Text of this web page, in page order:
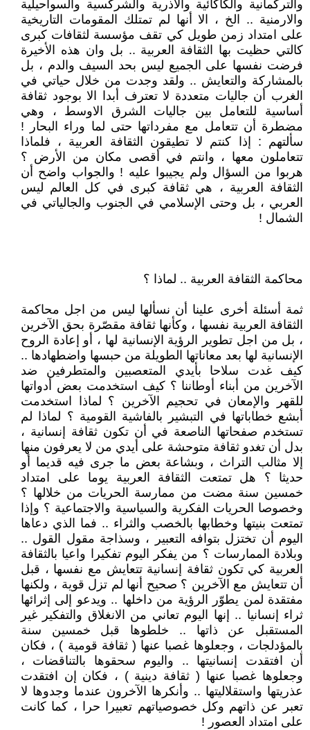
والتركمانية والكاكائية والاذرية والشركسية والسواحيلية
والارمنية .. الخ ، الا أنها لم تمتلك المقومات التاريخية
على امتداد زمن طويل كي تقف مؤسسة لثقافات كبرى
كالتي حظيت بها الثقافة العربية .. بل وان هذه الأخيرة
فرضت نفسها على الجميع ليس بحد السيف والدم ، بل
بالمشاركة والتعايش .. ولقد وجدت من خلال حياتي في
الغرب أن جاليات متعددة لا تعترف أبدا الا بوجود ثقافة
أساسية للتعامل بين جاليات الشرق الاوسط ، وهي
مضطرة أن تتعامل مع مفرداتها حتى لما وراء البحار !
سألتهم : إذا كنتم لا تطيقون الثقافة العربية ، فلماذا
تتعاملون معها ، وانتم في أقصى مكان من الأرض ؟
هربوا من السؤال ولم يجيبوا عليه ! والجواب واضح أن
الثقافة العربية ، هي ثقافة كبرى في كل العالم ليس
العربي ، بل وحتى الإسلامي في الجنوب والجالياتي في
الشمال !
محاكمة الثقافة العربية .. لماذا ؟
ثمة أسئلة أخرى علينا أن نسألها ليس من اجل محاكمة
الثقافة العربية نفسها ، وكأنها ثقافة مقصّرة بحق الآخرين
، بل من اجل تطوير الرؤية الإنسانية لها ، أو إعادة الروح
الإنسانية لها بعد معاناتها الطويلة من حبسها واضطهادها ..
كيف غدت سلاحا بأيدي المتعصبين والمتطرفين ضد
الآخرين من أبناء أوطاننا ؟ كيف استخدمت بعض أدواتها
للقهر والإمعان في تحجيم الآخرين ؟ لماذا استخدمت
أبشع خطاباتها في التبشير بالفاشية القومية ؟ لماذا لم
تستخدم صفحاتها الناصعة في أن تكون ثقافة إنسانية ،
بدل أن تغدو ثقافة متوحشة على أيدي من لا يعرفون منها
إلا مثالب التراث ، وبشاعة بعض ما جرى فيه قديما أو
حديثا ؟ هل تمتعت الثقافة العربية يوما على امتداد
خمسين سنة مضت من ممارسة الحريات من خلالها ؟
وخصوصا الحريات الفكرية والسياسية والاجتماعية ؟ وإذا
تمتعت بنيتها وخطابها بالخصب والثراء .. فما الذي دعاها
اليوم أن تختزل بتوافه التعبير ، وسذاجة مقول القول ..
وبلادة الممارسات ؟ من يفكر اليوم تفكيرا واعيا بالثقافة
العربية كي تكون ثقافة إنسانية تتعايش مع نفسها ، قبل
أن تتعايش مع الآخرين ؟ صحيح أنها لم تزل قوية ، ولكنها
مفتقدة لمن يطوّر الرؤية من داخلها .. ويدعو إلى إثرائها
ثراء إنسانيا .. إنها اليوم تعاني من الانغلاق والتفكير غير
المستقبل عن ذاتها .. خلطوها قبل خمسين سنة
بالمؤدلجات ، وجعلوها غصبا عنها ( ثقافة قومية ) ، فكان
أن افتقدت إنسانيتها .. واليوم سحقوها بالتناقضات ،
وجعلوها غصبا عنها ( ثقافة دينية ) ، فكان إن افتقدت
عذريتها واستقلاليتها .. وأنكرها الآخرون عندما وجدوها لا
تعبر عن ذاتهم وكل خصوصياتهم تعبيرا حرا ، كما كانت
على امتداد العصور !